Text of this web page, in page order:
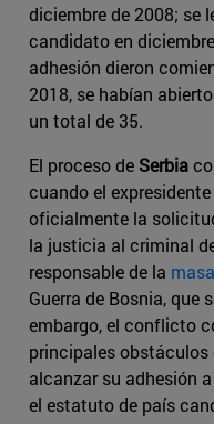
diciembre de 2008; se
candidato en
adhesión dieron
2018, se habían
un total de 35.
El proceso de Serbia
cuando el expresidente
oficialmente la
la justicia al criminal
responsable de la
Guerra de Bosnia, que
embargo, el conflicto
principales obstáculos
alcanzar su adhesión
el estatuto de país